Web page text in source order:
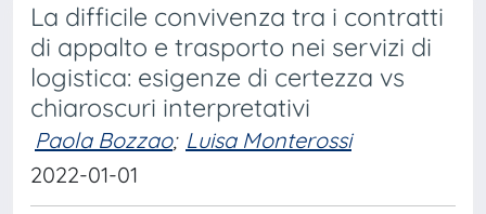
La difficile convivenza tra i contratti
di appalto e trasporto nei servizi di
logistica: esigenze di certezza vs
chiaroscuri interpretativi
Paola Bozzao; Luisa Monterossi
2022-01-01